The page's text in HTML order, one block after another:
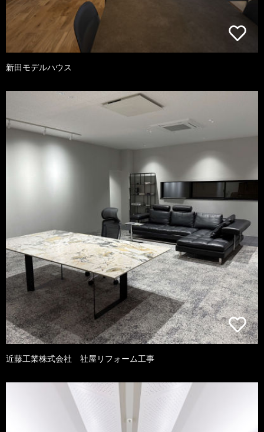
新田モデルハウス
近藤工業株式会社 社屋リフォーム工事